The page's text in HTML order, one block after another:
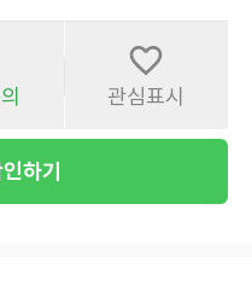
관심표시
하기